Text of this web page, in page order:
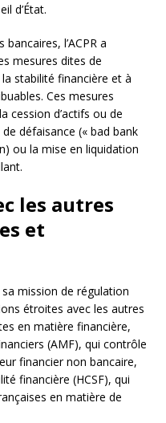
d’État.
l’ACPR a
mesures dites de
stabilité financière et à
Ces mesures
cession d’actifs ou de
défaisance (« bad bank
ou la mise en liquidation
les autres
et
sa mission de régulation
étroites avec les autres
en matière financière,
(AMF), qui contrôle
financier non bancaire,
financière (HCSF), qui
en matière de